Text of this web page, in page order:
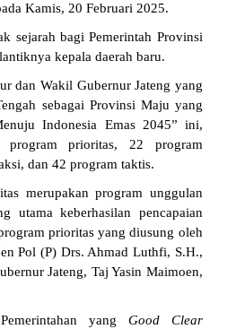
Kamis, 20 Februari 2025.
sejarah bagi Pemerintah Provinsi
kepala daerah baru.
dan Wakil Gubernur Jateng yang
sebagai Provinsi Maju yang
Indonesia Emas 2045” ini,
prioritas, 22 program
dan 42 program taktis.
merupakan program unggulan
utama keberhasilan pencapaian
prioritas yang diusung oleh
Pol (P) Drs. Ahmad Luthfi, S.H.,
Jateng, Taj Yasin Maimoen,
yang Good Clear